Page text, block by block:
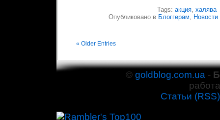
Tags: акция, халява
Опубликовано в Блоггерам, Новости
« Older Entries
© goldblog.com.ua -
Cтатьи (RSS)